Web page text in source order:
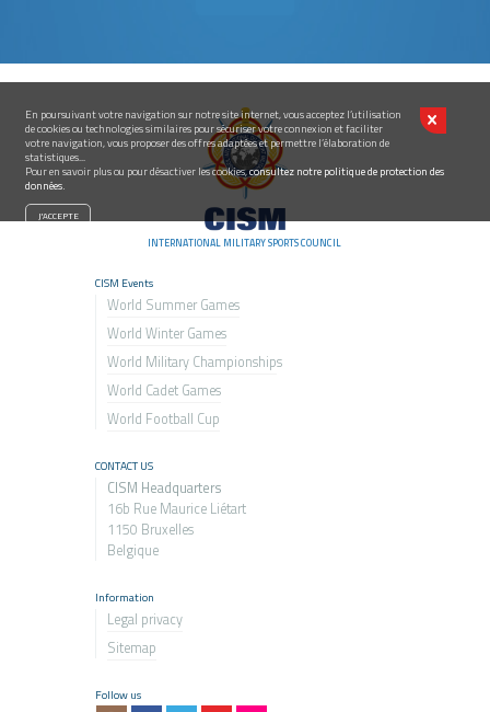
En poursuivant votre navigation sur notre site internet, vous acceptez l’utilisation
de cookies ou technologies similaires pour sécuriser votre connexion et faciliter
votre navigation, vous proposer des offres adaptées et permettre l’élaboration de
statistiques...
Pour en savoir plus ou pour désactiver les cookies,consultez notre politique de protection des
données.
INTERNATIONAL MILITARY SPORTS COUNCIL
CISM Events
World Summer Games
World Winter Games
World Military Championships
World Cadet Games
World Football Cup
CONTACT US
CISM Headquarters
16b Rue Maurice Liétart
1150 Bruxelles
Belgique
Information
Legal privacy
Sitemap
Follow us